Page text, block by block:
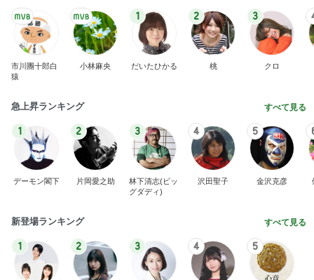
市川團十郎白
猿
小林麻央
1
だいたひかる
2
桃
3
クロ
急上昇ランキング すべて見る
1
デーモン閣下
2
片岡愛之助
3
林下清志(ビッ
グダディ)
4
沢田聖子
5
金沢克彦
新登場ランキング すべて見る
1 2 3 4 5